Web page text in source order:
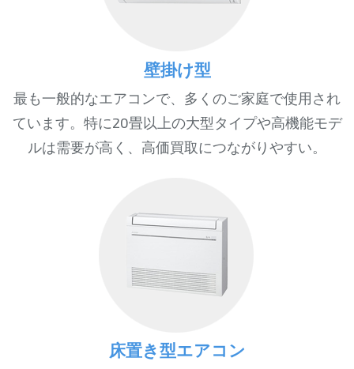
壁掛け型
最も一般的なエアコンで、多くのご家庭で使用され
ています。特に20畳以上の大型タイプや高機能モデ
ルは需要が高く、高価買取につながりやすい。
床置き型エアコン